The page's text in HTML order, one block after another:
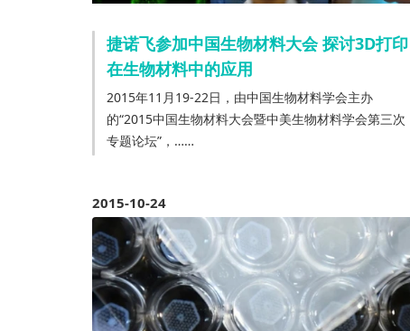
捷诺飞参加中国生物材料大会 探讨3D打印
在生物材料中的应用
2015年11月19-22日，由中国生物材料学会主办
的“2015中国生物材料大会暨中美生物材料学会第三次
专题论坛”，……
2015-10-24